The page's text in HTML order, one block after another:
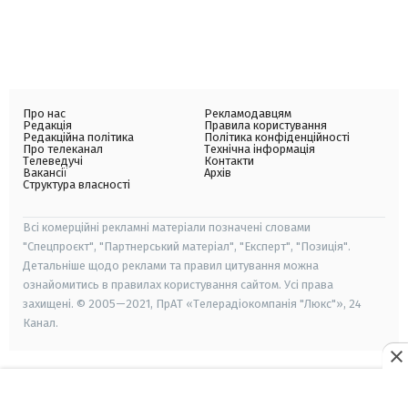
Про нас
Редакція
Редакційна політика
Про телеканал
Телеведучі
Вакансії
Структура власності
Рекламодавцям
Правила користування
Політика конфіденційності
Технічна інформація
Контакти
Архів
Всі комерційні рекламні матеріали позначені словами
"Спецпроєкт", "Партнерський матеріал", "Експерт", "Позиція".
Детальніше щодо реклами та правил цитування можна
ознайомитись в правилах користування сайтом. Усі права
захищені. © 2005—2021, ПрАТ «Телерадіокомпанія "Люкс"», 24
Канал.